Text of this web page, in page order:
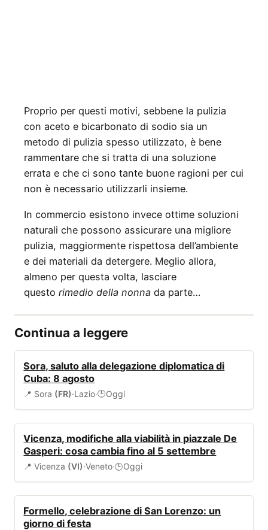
Proprio per questi motivi, sebbene la pulizia
con aceto e bicarbonato di sodio sia un
metodo di pulizia spesso utilizzato, è bene
rammentare che si tratta di una soluzione
errata e che ci sono tante buone ragioni per cui
non è necessario utilizzarli insieme.
In commercio esistono invece ottime soluzioni
naturali che possono assicurare una migliore
pulizia, maggiormente rispettosa dell’ambiente
e dei materiali da detergere. Meglio allora,
almeno per questa volta, lasciare
questo rimedio della nonna da parte…
Continua a leggere
Sora, saluto alla delegazione diplomatica di
Cuba: 8 agosto
📍 Sora (FR)·Lazio·🕒Oggi
Vicenza, modifiche alla viabilità in piazzale De
Gasperi: cosa cambia fino al 5 settembre
📍 Vicenza (VI)·Veneto·🕒Oggi
Formello, celebrazione di San Lorenzo: un
giorno di festa